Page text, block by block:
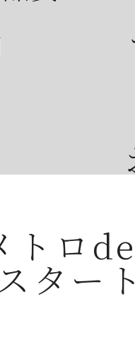
23日
トロ
ター